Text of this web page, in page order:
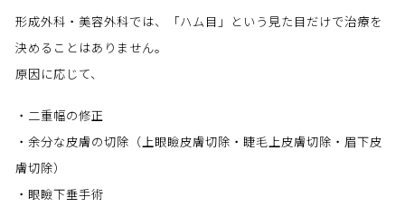
形成外科・美容外科では、「ハム目」という見た目だけで治療を
決めることはありません。
原因に応じて、
・二重幅の修正
・余分な皮膚の切除（上眼瞼皮膚切除・睫毛上皮膚切除・眉下皮
膚切除）
・眼瞼下垂手術